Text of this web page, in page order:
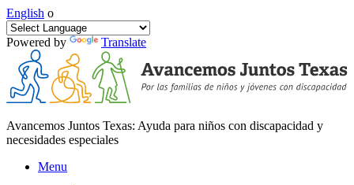
English o
Powered by Translate
Avancemos Juntos Texas: Ayuda para niños con discapacidad y
necesidades especiales
Menu